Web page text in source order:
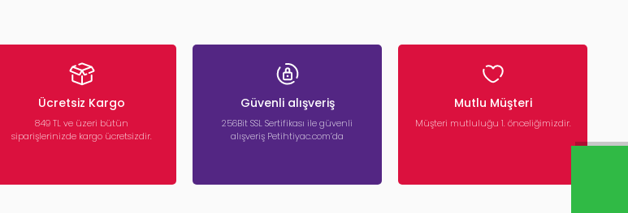
Ücretsiz Kargo
849 TL ve üzeri bütün
siparişlerinizde kargo ücretsizdir.
Güvenli alışveriş
256Bit SSL Sertifikası ile güvenli
alışveriş Petihtiyac.com’da
Mutlu Müşteri
Müşteri mutluluğu 1. önceliğimizdir.